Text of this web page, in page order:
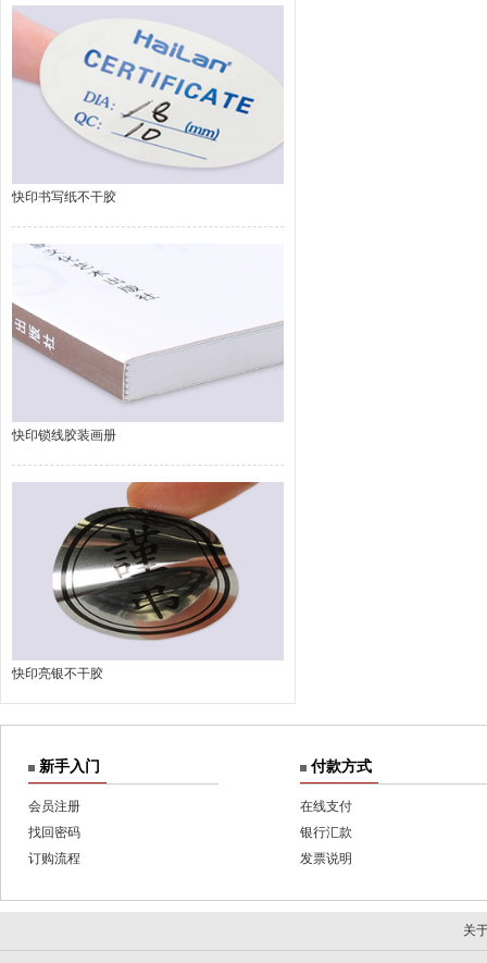
快印书写纸不干胶
快印锁线胶装画册
快印亮银不干胶
新手入门
会员注册
找回密码
订购流程
付款方式
在线支付
银行汇款
发票说明
关